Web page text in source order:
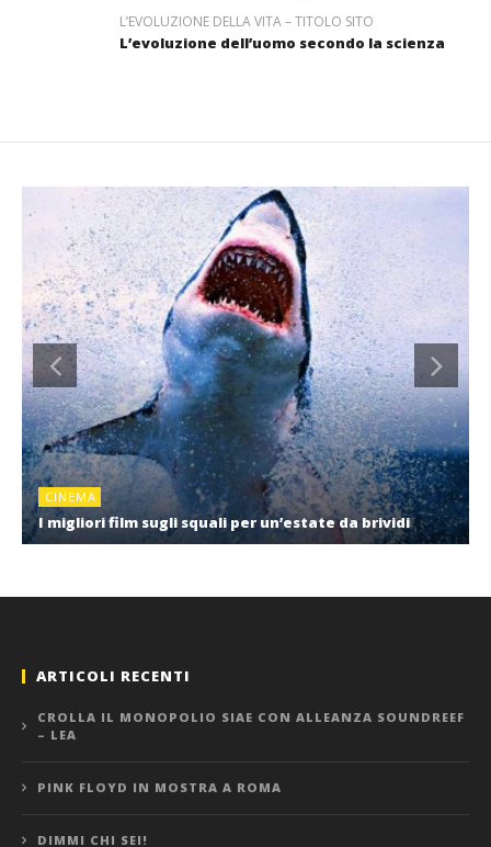
L’EVOLUZIONE DELLA VITA – TITOLO SITO
L’evoluzione dell’uomo secondo la scienza
CINEMA
I migliori film sugli squali per un’estate da brividi
ARTICOLI RECENTI
CROLLA IL MONOPOLIO SIAE CON ALLEANZA SOUNDREEF
– LEA
PINK FLOYD IN MOSTRA A ROMA
DIMMI CHI SEI!